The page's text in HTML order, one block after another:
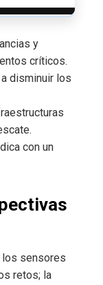
y
críticos.
disminuir los
con un
los sensores
retos; la